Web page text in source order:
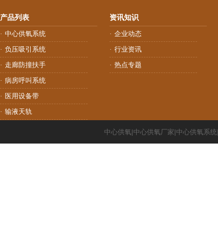
产品列表
· 中心供氧系统
· 负压吸引系统
· 走廊防撞扶手
· 病房呼叫系统
· 医用设备带
· 输液天轨
资讯知识
· 企业动态
· 行业资讯
· 热点专题
中心供氧|中心供氧厂家|中心供氧系